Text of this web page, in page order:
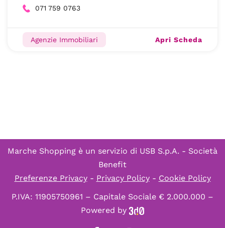
071 759 0763
Agenzie Immobiliari Apri Scheda
Marche Shopping è un servizio di USB S.p.A. - Società
Benefit
Preferenze Privacy- Privacy Policy- Cookie Policy
P.IVA: 11905750961 – Capitale Sociale € 2.000.000 –
Powered by